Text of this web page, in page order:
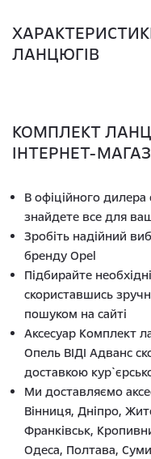
ЛАНЦЮГІВ
КОМПЛЕКТ
ІНТЕРНЕТ-
В офіційного
знайдете все для
Зробіть надійний
бренду Opel
Підбирайте
скориставшись
пошуком на сайті
Аксесуар Комплект
Опель ВІДІ Адванс
доставкою
Ми доставляємо
Вінниця, Дніпро,
Франківськ,
Одеса, Полтава,